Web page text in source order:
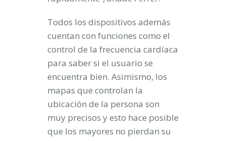
Todos los dispositivos además
cuentan con funciones como el
control de la frecuencia cardíaca
para saber si el usuario se
encuentra bien. Asimismo, los
mapas que controlan la
ubicación de la persona son
muy precisos y esto hace posible
que los mayores no pierdan su